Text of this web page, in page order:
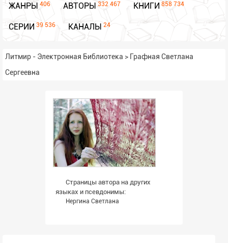
ЖАНРЫ 406 АВТОРЫ 332 467 КНИГИ 858 734
СЕРИИ 39 536 КАНАЛЫ 24
Литмир - Электронная Библиотека > Графная Светлана
Сергеевна
Страницы автора на других
языках и псевдонимы:
Нергина Светлана